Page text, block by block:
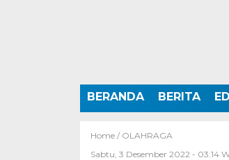
BERANDA BERITA
Home / OLAHRAGA
Sabtu, 3 Desember 2022 - 03:14